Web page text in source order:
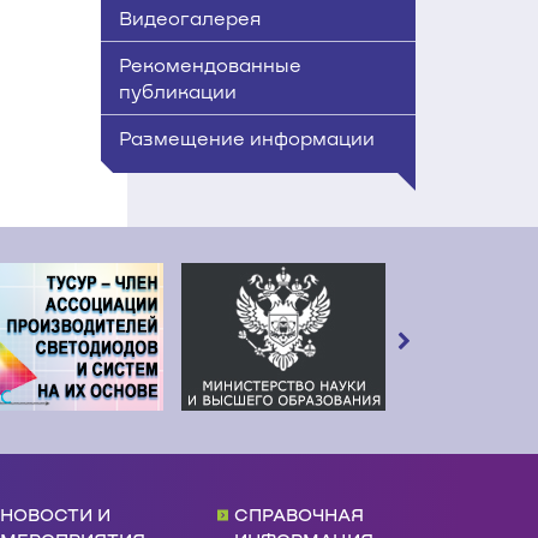
Видеогалерея
Рекомендованные
публикации
Размещение информации
НОВОСТИ И
СПРАВОЧНАЯ